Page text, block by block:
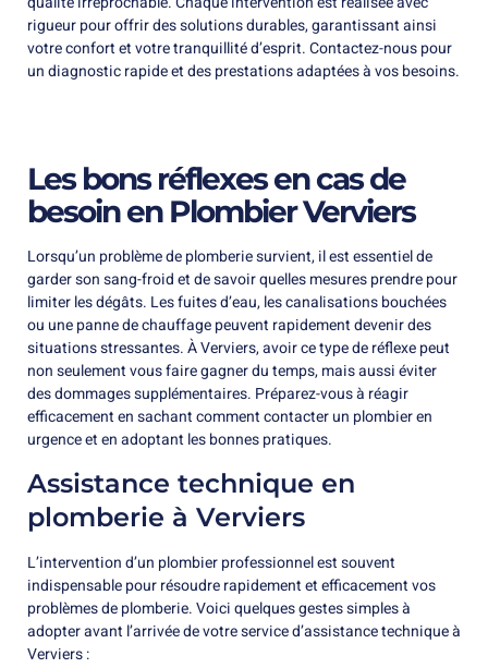
rigueur pour offrir des solutions durables, garantissant ainsi
votre confort et votre tranquillité d’esprit. Contactez-nous pour
un diagnostic rapide et des prestations adaptées à vos besoins.
Les bons réflexes en cas de
besoin en Plombier Verviers
Lorsqu’un problème de plomberie survient, il est essentiel de
garder son sang-froid et de savoir quelles mesures prendre pour
limiter les dégâts. Les fuites d’eau, les canalisations bouchées
ou une panne de chauffage peuvent rapidement devenir des
situations stressantes. À Verviers, avoir ce type de réflexe peut
non seulement vous faire gagner du temps, mais aussi éviter
des dommages supplémentaires. Préparez-vous à réagir
efficacement en sachant comment contacter un plombier en
urgence et en adoptant les bonnes pratiques.
Assistance technique en
plomberie à Verviers
L’intervention d’un plombier professionnel est souvent
indispensable pour résoudre rapidement et efficacement vos
problèmes de plomberie. Voici quelques gestes simples à
adopter avant l’arrivée de votre service d’assistance technique à
Verviers :